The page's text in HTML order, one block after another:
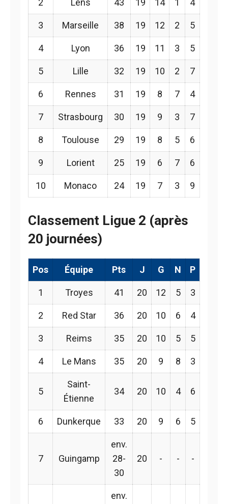
2 Lens 43 19 14 1 4
3 Marseille 38 19 12 2 5
4 Lyon 36 19 11 3 5
5 Lille 32 19 10 2 7
6 Rennes 31 19 8 7 4
7 Strasbourg 30 19 9 3 7
8 Toulouse 29 19 8 5 6
9 Lorient 25 19 6 7 6
10 Monaco 24 19 7 3 9
Classement Ligue 2 (après
20 journées)
Pos Équipe Pts J G N P
1 Troyes 41 20 12 5 3
2 Red Star 36 20 10 6 4
3 Reims 35 20 10 5 5
4 Le Mans 35 20 9 8 3
5
Saint-
Étienne
34 20 10 4 6
6 Dunkerque 33 20 9 6 5
7 Guingamp
env.
28-
30
20 - - -
env.